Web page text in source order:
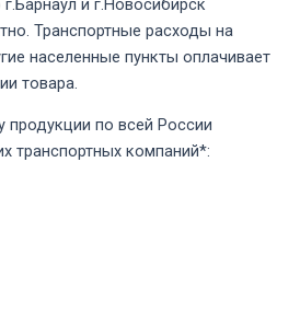
и г.Новосибирск
Транспортные расходы на
населенные пункты оплачивает
товара.
продукции по всей России
транспортных компаний*: